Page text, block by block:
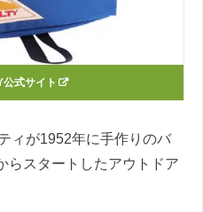
公式サイト
ィが1952年に手作りのバ
らスタートしたアウトドア